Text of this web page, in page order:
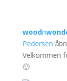
woodn
Pedersen
Velkommen
🙂